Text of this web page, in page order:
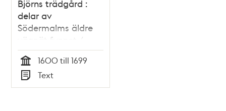
Björns trädgård :
delar av
Södermalms äldre
vägnät funnet /
text: Helena Fennö
Tid
1600 till 1699
Typ
Text